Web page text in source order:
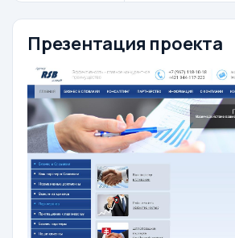
Презентация проекта